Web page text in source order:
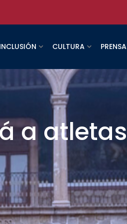
INCLUSIÓN CULTURA PRENSA
a atletas